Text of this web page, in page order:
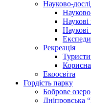
Науково-
Наукові
Наукові
Рекреація
Корисна
Екоосвіта
Гордість парку
Боброве озеро
Дніпровська